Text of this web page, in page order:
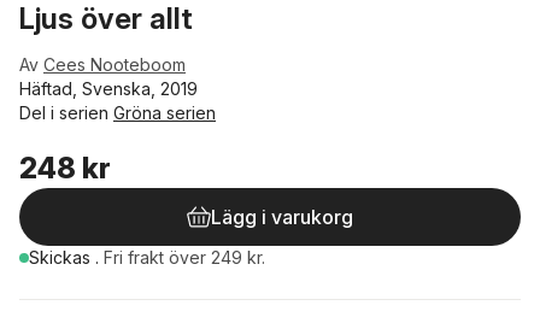
Ljus över allt
Av Cees Nooteboom
Häftad, Svenska, 2019
Del i serien Gröna serien
248 kr
Lägg i varukorg
Skickas . Fri frakt över 249 kr.